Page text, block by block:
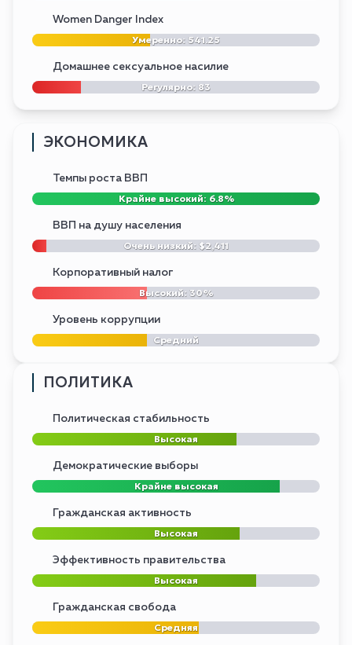
Women Danger Index
Умеренно: 541.25
Домашнее сексуальное насилие
Регулярно: 83
ЭКОНОМИКА
Темпы роста ВВП
Крайне высокий: 6.8%
ВВП на душу населения
Очень низкий: $2,411
Корпоративный налог
Высокий: 30%
Уровень коррупции
Средний
ПОЛИТИКА
Политическая стабильность
Высокая
Демократические выборы
Крайне высокая
Гражданская активность
Высокая
Эффективность правительства
Высокая
Гражданская свобода
Средняя